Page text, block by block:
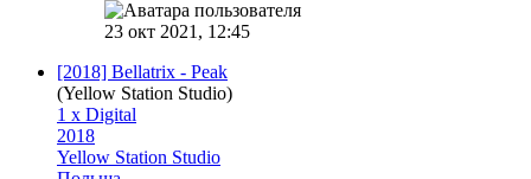
23 окт 2021, 12:45
[2018] Bellatrix - Peak
(Yellow Station Studio)
1 x Digital
2018
Yellow Station Studio